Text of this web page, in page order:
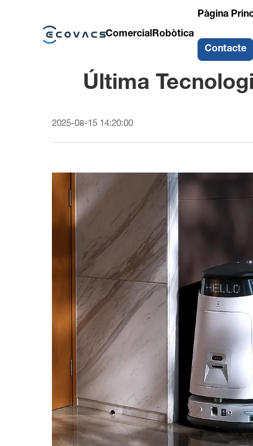
ComercialRobòtica
Pàgina
Contacte
Última
2025-08-15 14:20:00